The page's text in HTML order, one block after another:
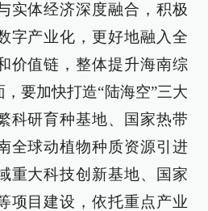
实体经济深度融合，积极
字产业化，更好地融入全
价值链，整体提升海南综
要加快打造“陆海空”三大
科研育种基地、国家热带
全球动植物种质资源引进
重大科技创新基地、国家
项目建设，依托重点产业